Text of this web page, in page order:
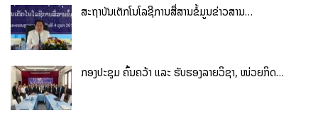
ສະຖາບັນເຕັກໂນໂລຊີການສື່ສານຂໍ້ມູນຂ່າວສານ…
ກອງປະຊຸມ ຄົ້ນຄວ້າ ແລະ ຮັບຮອງລາຍວິຊາ, ໜ່ວຍກິດ…